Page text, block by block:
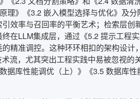
理》《3.2 嵌入模型选择与优化》及
效率与召回率的平衡艺术；检索层
在LLM集成层，通过《5.2 提示工程
精准调控。这种环环相扣的架构设计
术流，尤其突出工程实践中易被忽视
据库性能调优（上）》《3.5 数据库